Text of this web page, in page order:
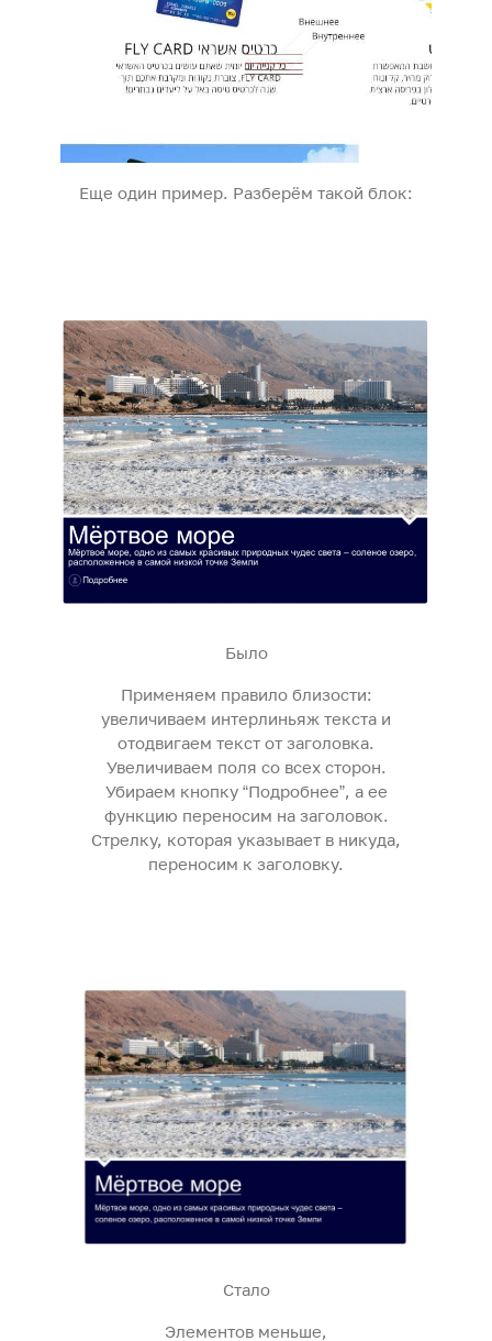
Еще один пример. Разберём такой блок:
Было
Применяем правило близости:
увеличиваем интерлиньяж текста и
отодвигаем текст от заголовка.
Увеличиваем поля со всех сторон.
Убираем кнопку “Подробнее”, а ее
функцию переносим на заголовок.
Стрелку, которая указывает в никуда,
переносим к заголовку.
Стало
Элементов меньше,